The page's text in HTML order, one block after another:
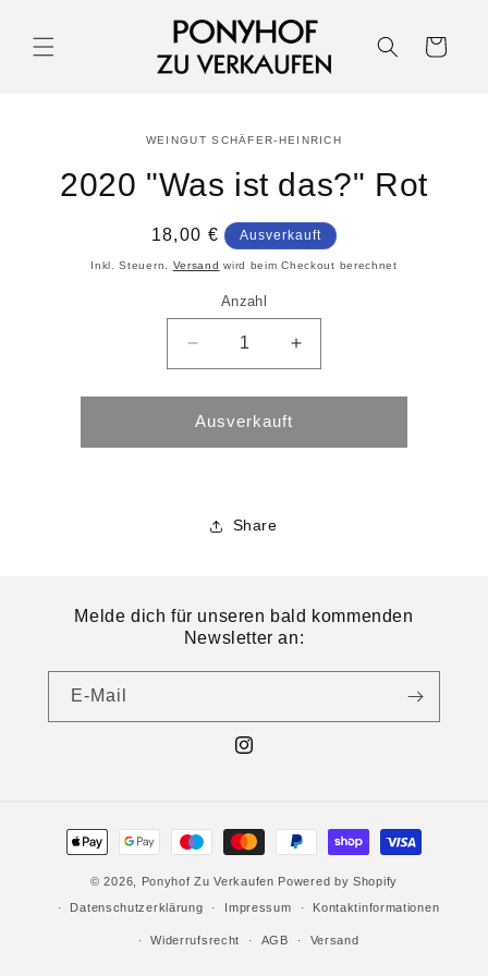
Warenkorb
WEINGUT SCHÄFER-HEINRICH
2020 "Was ist das?" Rot
18,00 € Ausverkauft
Inkl. Steuern. Versand wird beim Checkout berechnet
Anzahl
Ausverkauft
Share
Melde dich für unseren bald kommenden
Newsletter an:
E-Mail
© 2026, Ponyhof Zu Verkaufen Powered by Shopify
Datenschutzerklärung
Impressum Kontaktinformationen
Widerrufsrecht AGB Versand